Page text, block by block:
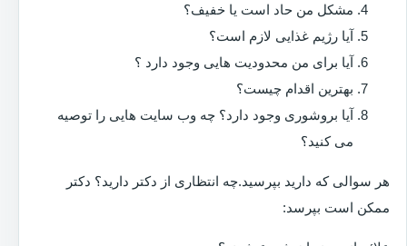
مشکل من حاد است یا خفیف؟
آیا رژیم غذایی لازم است؟
آیا برای من محدودیت هایی وجود دارد ؟
بهترین اقدام چیست؟
آیا بروشوری وجود دارد؟ چه وب سایت هایی را توصیه
می کنید؟
هر سوالی که دارید بپرسید.چه انتظاری از دکتر دارید؟ دکتر
ممکن است بپرسد: